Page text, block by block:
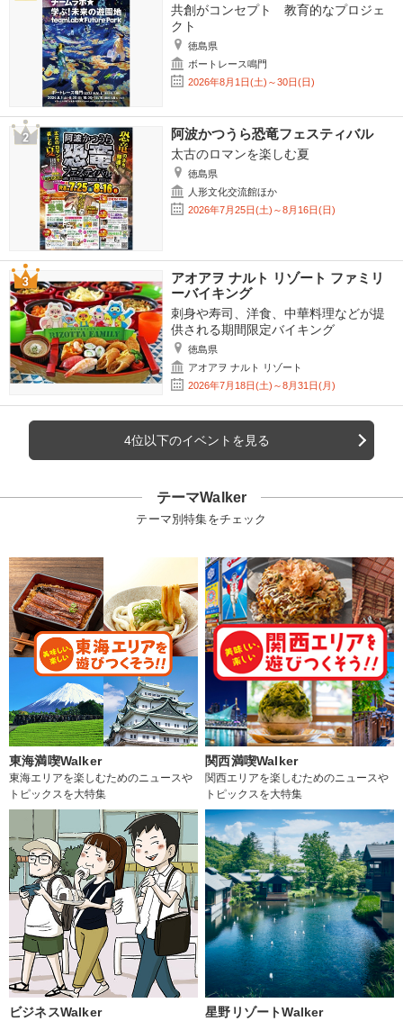
共創がコンセプト 教育的なプロジェ
クト
徳島県
ボートレース鳴門
2026年8月1日(土)～30日(日)
阿波かつうら恐竜フェスティバル
太古のロマンを楽しむ夏
徳島県
人形文化交流館ほか
2026年7月25日(土)～8月16日(日)
アオアヲ ナルト リゾート ファミリ
ーバイキング
刺身や寿司、洋食、中華料理などが提
供される期間限定バイキング
徳島県
アオアヲ ナルト リゾート
2026年7月18日(土)～8月31日(月)
4位以下のイベントを見る
テーマWalker
テーマ別特集をチェック
東海満喫Walker
東海エリアを楽しむためのニュースや
トピックスを大特集
関西満喫Walker
関西エリアを楽しむためのニュースや
トピックスを大特集
ビジネスWalker 星野リゾートWalker